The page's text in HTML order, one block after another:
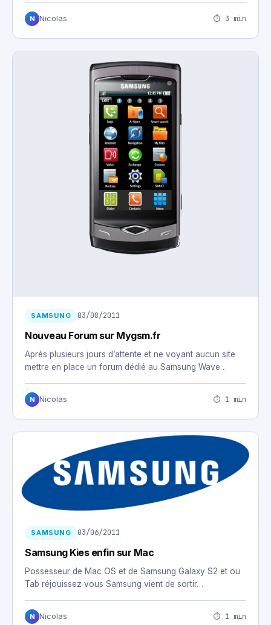
N Nicolas ⏱ 3 min
SAMSUNG 03/08/2011
Nouveau Forum sur Mygsm.fr
Après plusieurs jours d’attente et ne voyant aucun site
mettre en place un forum dédié au Samsung Wave…
N Nicolas ⏱ 1 min
SAMSUNG 03/06/2011
Samsung Kies enfin sur Mac
Possesseur de Mac OS et de Samsung Galaxy S2 et ou
Tab réjouissez vous Samsung vient de sortir…
N Nicolas ⏱ 1 min